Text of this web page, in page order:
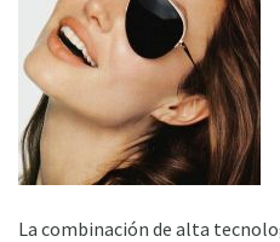
La combinación de alta